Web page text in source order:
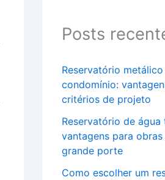
Posts
Reservatório
condomínio:
critérios de projeto
Reservatório de água
vantagens para
grande porte
Como escolher um